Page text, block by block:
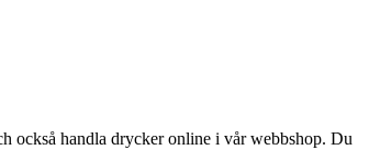
också handla drycker online i vår webbshop. Du